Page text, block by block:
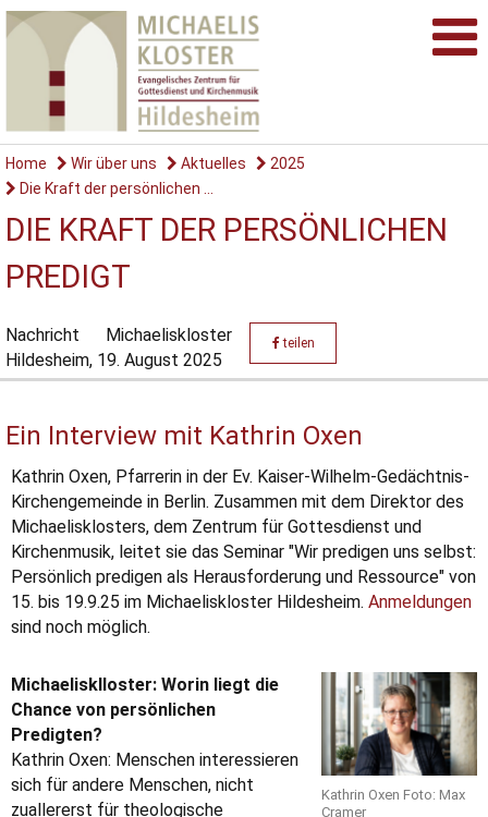
Home Wir über uns Aktuelles
2025
Die Kraft der persönlichen ...
DIE KRAFT DER PERSÖNLICHEN
PREDIGT
Nachricht
Michaeliskloster
Hildesheim, 19. August 2025
teilen
Ein Interview mit Kathrin Oxen
Kathrin Oxen, Pfarrerin in der Ev. Kaiser-Wilhelm-Gedächtnis-
Kirchengemeinde in Berlin. Zusammen mit dem Direktor des
Michaelisklosters, dem Zentrum für Gottesdienst und
Kirchenmusik, leitet sie das Seminar "Wir predigen uns selbst:
Persönlich predigen als Herausforderung und Ressource" von
15. bis 19.9.25 im Michaeliskloster Hildesheim. Anmeldungen
sind noch möglich.
Kathrin Oxen Foto: Max
Cramer
Michaelisklloster: Worin liegt die
Chance von persönlichen
Predigten?
Kathrin Oxen: Menschen interessieren
sich für andere Menschen, nicht
zuallererst für theologische